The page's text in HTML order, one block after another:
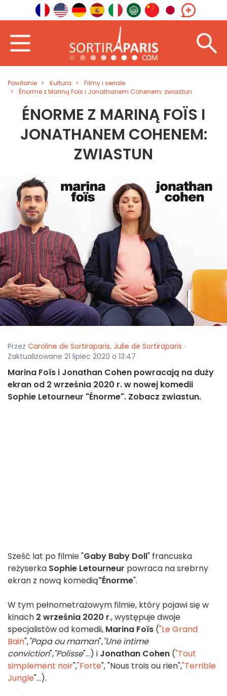
Powitanie Kultura
Filmy i seriale
Énorme z Mariną Foïs i Jonathanem Cohenem: zwiastun
ÉNORME Z MARINĄ FOÏS I
JONATHANEM COHENEM:
ZWIASTUN
Przez Caroline de Sortiraparis, Julie de Sortiraparis ·
Zaktualizowane 21 lipiec 2020 o 13:47
Marina Foïs i Jonathan Cohen powracają na duży
ekran od 2 września 2020 r. w nowej komedii
Sophie Letourneur "Énorme". Zobacz zwiastun.
Sześć lat po filmie "Gaby Baby Doll" francuska
reżyserka Sophie Letourneur powraca na srebrny
ekran z nową komedią"Énorme".
W tym pełnometrażowym filmie, który pojawi się w
kinach 2 września 2020 r., występuje dwoje
specjalistów od komedii, Marina Foïs ("Le Grand
Bain","Papa ou maman","Une intime
conviction","Polisse"...) i Jonathan Cohen ("Tout
simplement noir","Forte", "Nous trois ou rien","Terrible
Jungle"...).